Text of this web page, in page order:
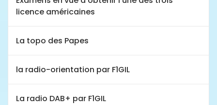
licence américaines
La topo des Papes
la radio-orientation par F1GIL
La radio DAB+ par F1GIL